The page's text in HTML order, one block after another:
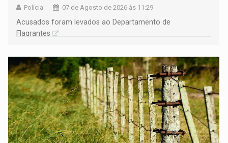
Polícia 07 de Agosto de 2026 às 11:29
Acusados foram levados ao Departamento de
Flagrantes